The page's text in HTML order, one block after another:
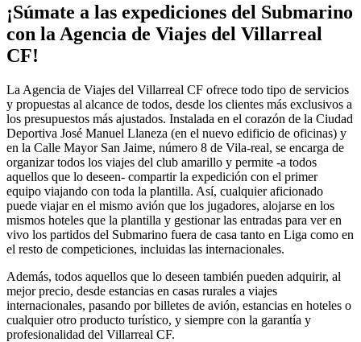
¡Súmate a las expediciones del Submarino
con la Agencia de Viajes del Villarreal
CF!
La Agencia de Viajes del Villarreal CF ofrece todo tipo de servicios
y propuestas al alcance de todos, desde los clientes más exclusivos a
los presupuestos más ajustados. Instalada en el corazón de la Ciudad
Deportiva José Manuel Llaneza (en el nuevo edificio de oficinas) y
en la Calle Mayor San Jaime, número 8 de Vila-real, se encarga de
organizar todos los viajes del club amarillo y permite -a todos
aquellos que lo deseen- compartir la expedición con el primer
equipo viajando con toda la plantilla. Así, cualquier aficionado
puede viajar en el mismo avión que los jugadores, alojarse en los
mismos hoteles que la plantilla y gestionar las entradas para ver en
vivo los partidos del Submarino fuera de casa tanto en Liga como en
el resto de competiciones, incluidas las internacionales.
Además, todos aquellos que lo deseen también pueden adquirir, al
mejor precio, desde estancias en casas rurales a viajes
internacionales, pasando por billetes de avión, estancias en hoteles o
cualquier otro producto turístico, y siempre con la garantía y
profesionalidad del Villarreal CF.